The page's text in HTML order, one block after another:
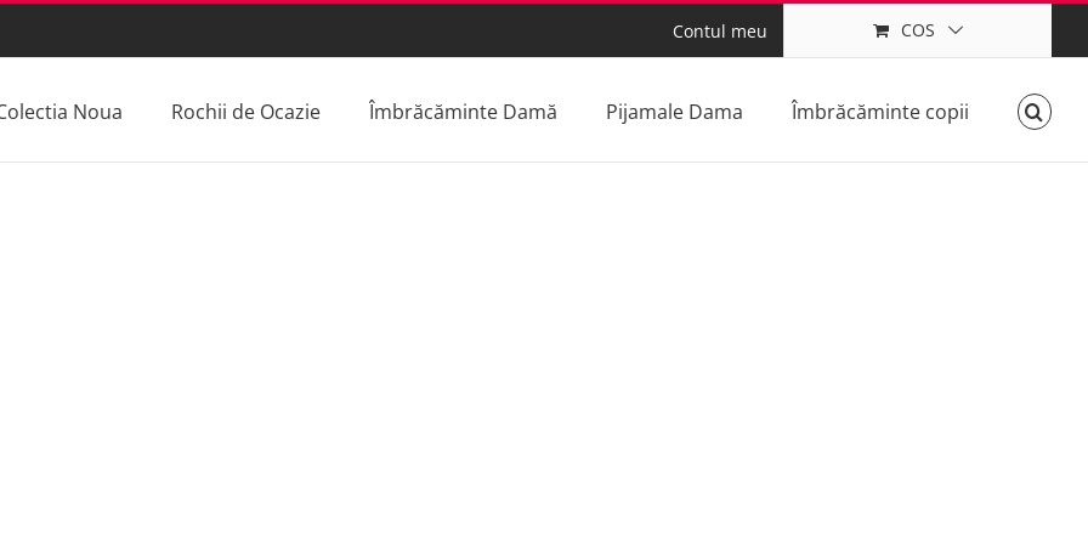
Contul meu COS
Noua Rochii de Ocazie Îmbrăcăminte Damă Pijamale Dama Îmbrăcăminte copii